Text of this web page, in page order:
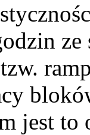
ze
jest